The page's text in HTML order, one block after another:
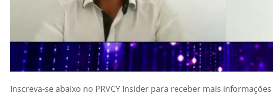
Inscreva-se abaixo no PRVCY Insider para receber mais